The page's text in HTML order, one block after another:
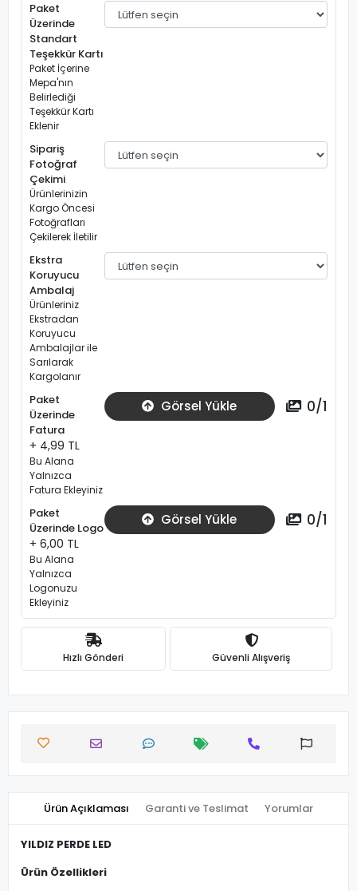
Paket
Üzerinde
Standart
Teşekkür Kartı
Paket İçerine
Mepa'nın
Belirlediği
Teşekkür Kartı
Eklenir
Sipariş
Fotoğraf
Çekimi
Ürünlerinizin
Kargo Öncesi
Fotoğrafları
Çekilerek İletilir
Ekstra
Koruyucu
Ambalaj
Ürünleriniz
Ekstradan
Koruyucu
Ambalajlar ile
Sarılarak
Kargolanır
Paket
Üzerinde
Fatura
+ 4,99 TL
Bu Alana
Yalnızca
Fatura Ekleyiniz
Görsel Yükle 0/1
Paket
Üzerinde Logo
+ 6,00 TL
Bu Alana
Yalnızca
Logonuzu
Ekleyiniz
Görsel Yükle 0/1
Hızlı Gönderi Güvenli Alışveriş
Ürün Açıklaması Garanti ve Teslimat Yorumlar
YILDIZ PERDE LED
Ürün Özellikleri